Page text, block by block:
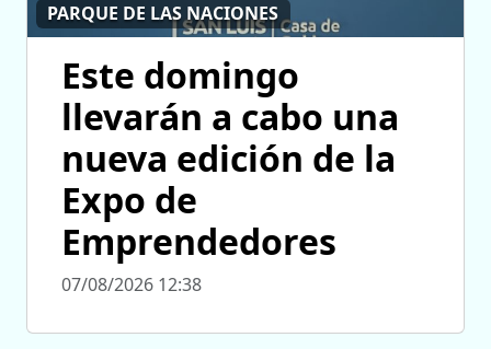
PARQUE DE LAS NACIONES
Este domingo
llevarán a cabo una
nueva edición de la
Expo de
Emprendedores
07/08/2026 12:38